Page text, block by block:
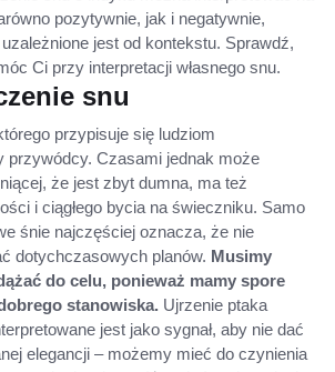
pozytywnie, jak i negatywnie,
jest od kontekstu. Sprawdź,
Ci przy interpretacji własnego snu.
snu
przypisuje się ludziom
przywódcy. Czasami jednak może
że jest zbyt dumna, ma też
i ciągłego bycia na świeczniku. Samo
śnie najczęściej oznacza, że nie
dotychczasowych planów. Musimy
do celu, ponieważ mamy spore
stanowiska. Ujrzenie ptaka
jest jako sygnał, aby nie dać
elegancji – możemy mieć do czynienia